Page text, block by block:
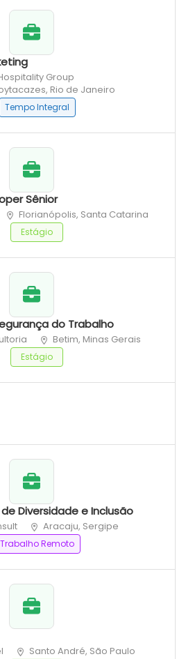
Group
Rio de Janeiro
Tempo Integral
Sênior
Florianópolis, Santa Catarina
Estágio
do Trabalho
Betim, Minas Gerais
Estágio
Diversidade e Inclusão
Aracaju, Sergipe
Trabalho Remoto
Santo André, São Paulo